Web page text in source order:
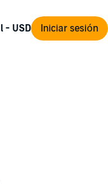
Iniciar sesión